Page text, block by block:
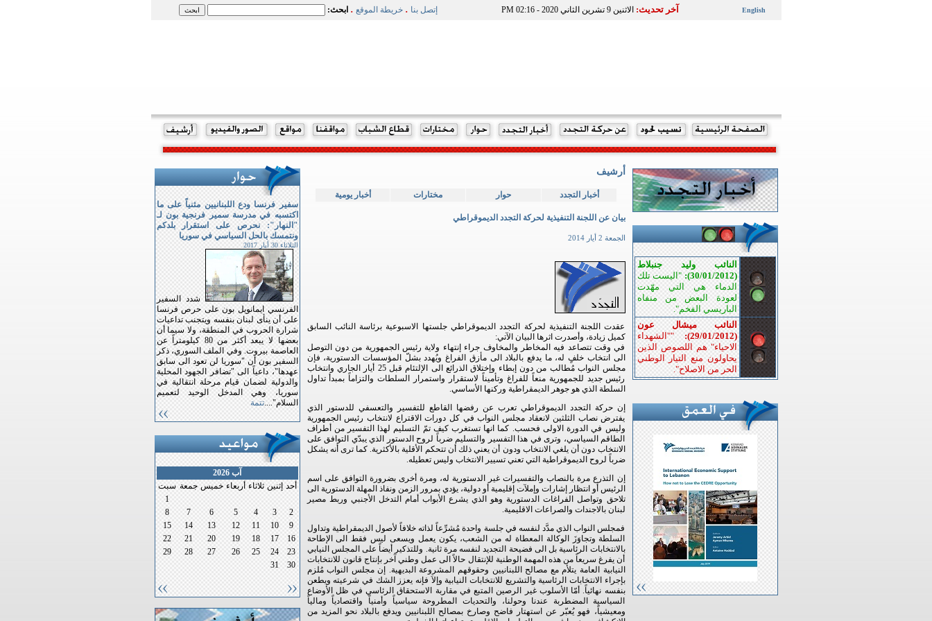
English آخر تحديث: الاثنين 9 تشرين الثاني 2020 - 02:16 PM إتصل بنا . خريطة الموقع . ابحث:
النائب وليد جنبلاط
(30/01/2012):
"اليست تلك
الدماء هي التي مهّدت
لعودة البعض من منفاه
الباريسي الفخم".
النائب ميشال عون
(29/01/2012):
""الشهداء
الاحياء" هم اللصوص الذين
يحاولون منع التيار الوطني
الحر من الاصلاح".
أرشيف
أخبار التجدد حوار مختارات أخبار يومية
بيان عن اللجنة التنفيذية لحركة التجدد الديموقراطي
الجمعة 2 أيار 2014
عقدت اللجنة التنفيذية لحركة التجدد الديموقراطي جلستها الاسبوعية برئاسة النائب السابق
كميل زيادة، وأصدرت اثرها البيان الآتي:
في وقت تتصاعد فيه المخاطر والمخاوف جراء إنتهاء ولاية رئيس الجمهورية من دون التوصل
الى انتخاب خلفٍ له، ما يدفع بالبلاد الى مأزق الفراغ ويُهدد بشلّ المؤسسات الدستورية، فإن
مجلس النواب مُطالب من دون إبطاء وإختلاق الذرائع الى الإلتئام قبل 25 أيار الجاري وانتخاب
رئيس جديد للجمهورية منعاً للفراغ وتأميناً لاستقرار واستمرار السلطات والتزاماً بمبدأ تداول
السلطة الذي هو جوهر الديمقراطية وركنها الأساسي.
إن حركة التجدد الديموقراطي تعرب عن رفضها القاطع للتفسير والتعسفي للدستور الذي
يفترض نصاب الثلثين لانعقاد مجلس النواب في كل دورات الاقتراع لانتخاب رئيس الجمهورية
وليس في الدورة الاولى فحسب. كما انها تستغرب كيف تمّ التسليم لهذا التفسير من أطراف
الطاقم السياسي، وترى في هذا التفسير والتسليم ضرباً لروح الدستور الذي يبدّي التوافق على
الانتخاب دون أن يلغي الانتخاب ودون أن يعني ذلك أن تتحكم الأقلية بالأكثرية. كما ترى أنه يشكل
ضرباً لروح الديموقراطية التي تعني تسيير الانتخاب وليس تعطيله.
إن التذرع مرة بالنصاب والتفسيرات غير الدستورية له، ومرة أخرى بضرورة التوافق على اسم
الرئيس أو انتظار إشارات وإملآت إقليمية أو دولية، يؤدي بمرور الزمن ونفاذ المهلة الدستورية الى
تلاحق وتواصل الفراغات الدستورية وهو الذي يشرع الأبواب أمام التدخل الأجنبي وربط مصير
لبنان بالاجندات والصراعات الاقليمية.
فمجلس النواب الذي مدَّد لنفسه في جلسة واحدة مُشرِّعاً لذاته خلافاً لأصول الديمقراطية وتداول
السلطة وتجاوَزَ الوكالة المعطاة له من الشعب، يكون يعمل ويسعى ليس فقط الى الإطاحة
بالانتخابات الرئاسية بل الى فضيحة التجديد لنفسه مرة ثانية. وللتذكير أيضاً على المجلس النيابي
أن يفرغ سريعاً من هذه المهمة الوطنية للإنتقال حالاً الى عمل وطني آخر بإنتاج قانون للانتخابات
النيابية العامة يتلأم مع مصالح اللبنانيين وحقوقهم المشروعة البديهية. إن مجلس النواب مُلزم
بإجراء الانتخابات الرئاسية والتشريع للانتخابات النيابية وإلاَ فإنه يعزز الشك في شرعيته ويطعن
بنفسه نهائياً. أمّا الأسلوب غير الرصين المتبع في مقاربة الاستحقاق الرئاسي في ظل الأوضاع
السياسية المضطربة عندنا وحولنا، والتحديات المطروحة سياسياً وأمنياً واقتصادياً ومالياً
ومعيشياً، فهو يُعبّر عن استهتار فاضح وصارخ بمصالح اللبنانيين ويدفع بالبلاد نحو المزيد من
سفير فرنسا ودع اللبنانيين مثنياً على ما
اكتسبه في مدرسة سمير فرنجية بون لـ
"النهار": نحرص على استقرار بلدكم
ونتمسك بالحل السياسي في سوريا
الثلاثاء 30 أيار 2017
شدد السفير
الفرنسي ايمانويل بون على حرص فرنسا
على أن ينأى لبنان بنفسه ويتجنب تداعيات
شرارة الحروب في المنطقة، ولا سيما أن
بعضها لا يبعد أكثر من 80 كيلومتراً عن
العاصمة بيروت. وفي الملف السوري، ذكر
السفير بون أن "سوريا لن تعود الى سابق
عهدها"، داعياً الى "تضافر الجهود المحلية
والدولية لضمان قيام مرحلة انتقالية في
سوريا، وهي المدخل الوحيد لتعميم
السلام"....تتمة
آب 2026
أحد إثنين ثلاثاء أربعاء خميس جمعة سبت
1
2
3
4
5
6
7
8
9
10
11
12
13
14
15
16
17
18
19
20
21
22
23
24
25
26
27
28
29
30
31